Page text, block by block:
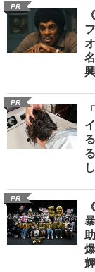
PR
PR
PR